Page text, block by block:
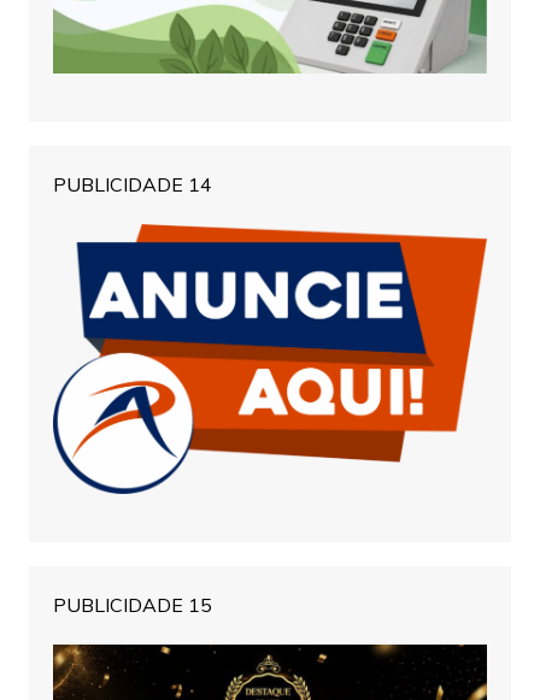
PUBLICIDADE 14
PUBLICIDADE 15